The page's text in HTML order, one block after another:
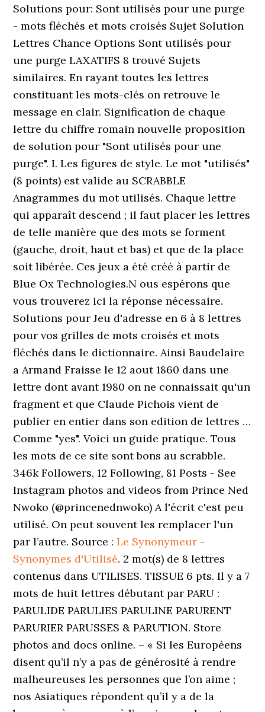
Le Synonymeur -
Synonymes d'Utilisé. 2 mot(s) de 8 lettres
contenus dans UTILISES. TISSUE 6 pts. Il y a 7
mots de huit lettres débutant par PARU :
PARULIDE PARULIES PARULINE PARURENT
PARURIER PARUSSES & PARUTION. Store
photos and docs online. – « Si les Européens
disent qu’il n’y a pas de générosité à rendre
malheureuses les personnes que l’on aime ;
nos Asiatiques répondent qu’il y a de la